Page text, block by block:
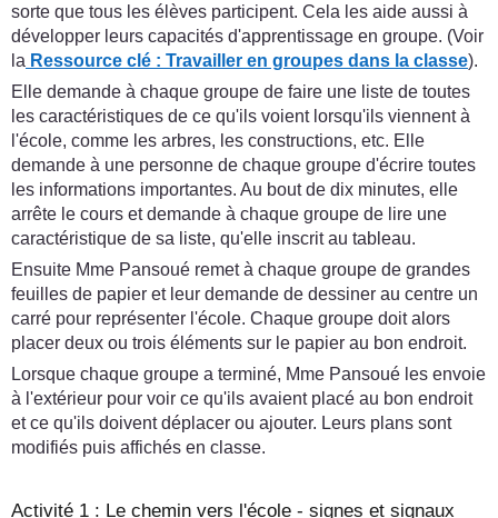
sorte que tous les élèves participent. Cela les aide aussi à
développer leurs capacités d'apprentissage en groupe. (Voir
la Ressource clé : Travailler en groupes dans la classe).
Elle demande à chaque groupe de faire une liste de toutes
les caractéristiques de ce qu'ils voient lorsqu'ils viennent à
l'école, comme les arbres, les constructions, etc. Elle
demande à une personne de chaque groupe d'écrire toutes
les informations importantes. Au bout de dix minutes, elle
arrête le cours et demande à chaque groupe de lire une
caractéristique de sa liste, qu'elle inscrit au tableau.
Ensuite Mme Pansoué remet à chaque groupe de grandes
feuilles de papier et leur demande de dessiner au centre un
carré pour représenter l'école. Chaque groupe doit alors
placer deux ou trois éléments sur le papier au bon endroit.
Lorsque chaque groupe a terminé, Mme Pansoué les envoie
à l'extérieur pour voir ce qu'ils avaient placé au bon endroit
et ce qu'ils doivent déplacer ou ajouter. Leurs plans sont
modifiés puis affichés en classe.
Activité 1 : Le chemin vers l'école - signes et signaux